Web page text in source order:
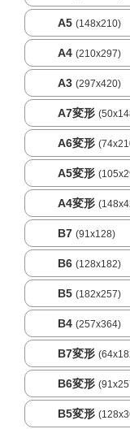
A5 (148x210)
A4 (210x297)
A3 (297x420)
A7変形
A6変形
A5変形
A4変形
B7 (91x128)
B6 (128x182)
B5 (182x257)
B4 (257x364)
B7変形
B6変形
B5変形